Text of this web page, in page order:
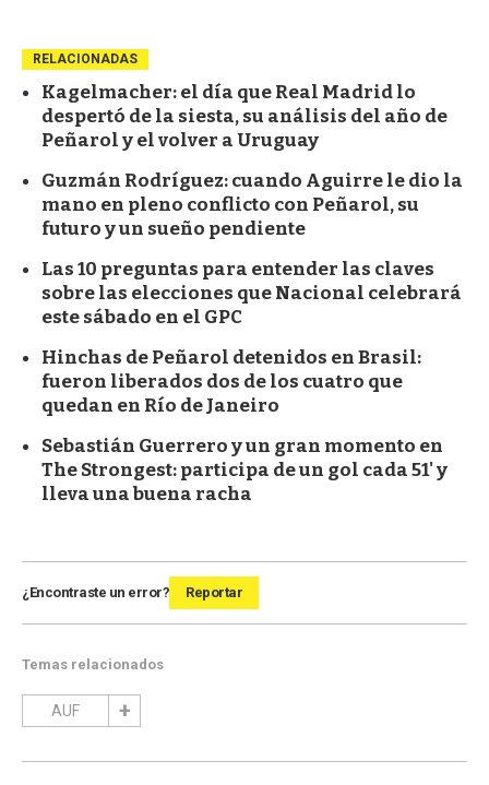
RELACIONADAS
Kagelmacher: el día que Real Madrid lo
despertó de la siesta, su análisis del año de
Peñarol y el volver a Uruguay
Guzmán Rodríguez: cuando Aguirre le dio la
mano en pleno conflicto con Peñarol, su
futuro y un sueño pendiente
Las 10 preguntas para entender las claves
sobre las elecciones que Nacional celebrará
este sábado en el GPC
Hinchas de Peñarol detenidos en Brasil:
fueron liberados dos de los cuatro que
quedan en Río de Janeiro
Sebastián Guerrero y un gran momento en
The Strongest: participa de un gol cada 51' y
lleva una buena racha
¿Encontraste un error? Reportar
Temas relacionados
AUF